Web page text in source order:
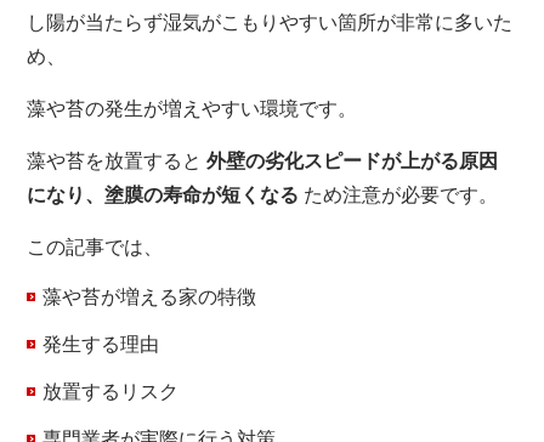
し陽が当たらず湿気がこもりやすい箇所が非常に多いた
め、
藻や苔の発生が増えやすい環境です。
藻や苔を放置すると外壁の劣化スピードが上がる原因
になり、塗膜の寿命が短くなる ため注意が必要です。
この記事では、
藻や苔が増える家の特徴
発生する理由
放置するリスク